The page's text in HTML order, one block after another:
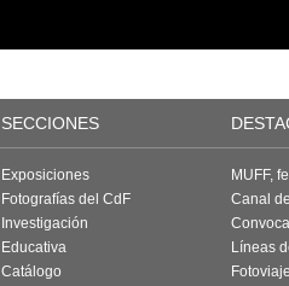
SECCIONES
Exposiciones
Fotografías del CdF
Investigación
Educativa
Catálogo
MUFF,
Canal
Líneas